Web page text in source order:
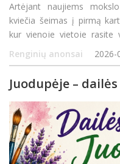
Artėjant naujiems
kviečia šeimas į pirmą
kur vienoje vietoje rasite
rudeniui! Rugpjūčio 25 d.
kūno kultū
Renginių anonsai 2026-
Juodupėje –